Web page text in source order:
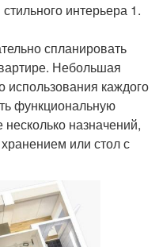
интерьера 1.
спланировать
Небольшая
использования каждого
функциональную
несколько назначений,
или стол с